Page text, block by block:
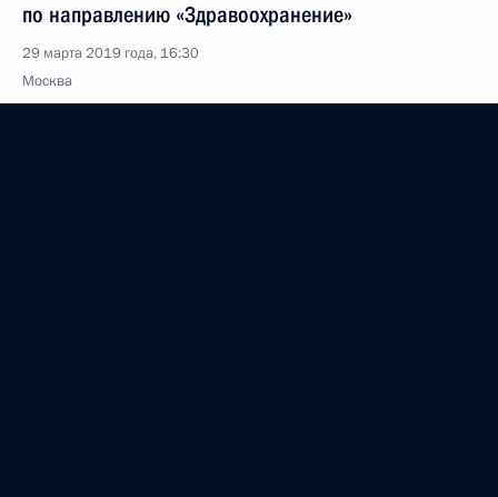
по направлению «Здравоохранение»
29 марта 2019 года, 16:30
Москва